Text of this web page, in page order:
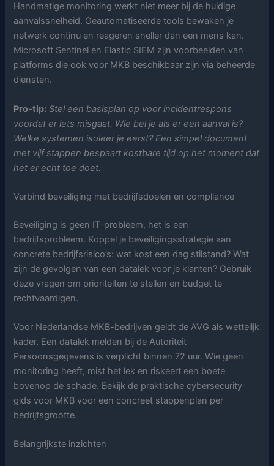
Handmatige monitoring werkt niet meer bij de huidige
aanvalssnelheid. Geautomatiseerde tools bewaken je
netwerk continu en reageren sneller dan een mens kan.
Microsoft Sentinel en Elastic SIEM zijn voorbeelden van
platforms die ook voor MKB beschikbaar zijn via beheerde
diensten.
Pro-tip: Stel een basisplan op voor incidentrespons
voordat er iets misgaat. Wie bel je als er een aanval is?
Welke systemen isoleer je eerst? Een simpel document
met vijf stappen bespaart kostbare tijd op het moment dat
het er echt toe doet.
Verbind beveiliging met bedrijfsdoelen en compliance
Beveiliging is geen IT-probleem, het is een
bedrijfsprobleem. Koppel je beveiligingsstrategie aan
concrete bedrijfsrisico’s: wat kost een dag stilstand? Wat
zijn de gevolgen van een datalek voor je klanten? Gebruik
deze vragen om prioriteiten te stellen en budget te
rechtvaardigen.
Voor Nederlandse MKB-bedrijven geldt de AVG als wettelijk
kader. Een datalek melden bij de Autoriteit
Persoonsgegevens is verplicht binnen 72 uur. Wie geen
monitoring heeft, mist het lek en riskeert een boete
bovenop de schade. Bekijk de praktische cybersecurity-
gids voor MKB voor een concreet stappenplan per
bedrijfsgrootte.
Belangrijkste inzichten